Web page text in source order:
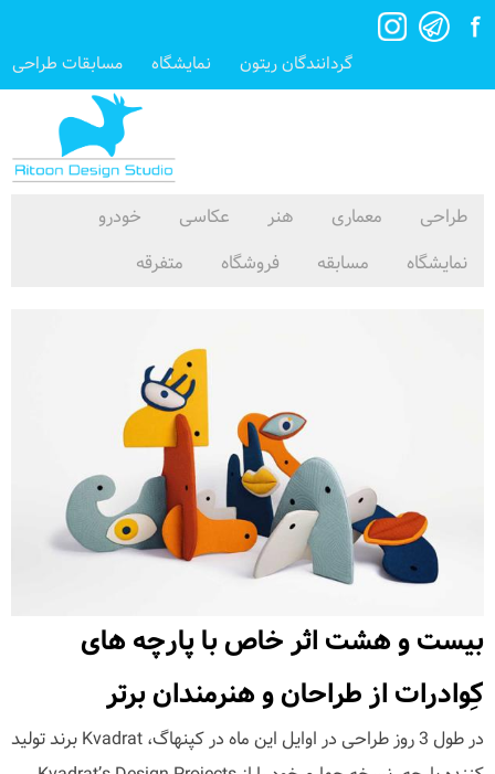
گردانندگان ریتون نمایشگاه مسابقات طراحی
طراحی معماری هنر عکاسی
خودرو
نمایشگاه
مسابقه فروشگاه متفرقه
بیست و هشت اثر خاص با پارچه های
کِوادرات از طراحان و هنرمندان برتر
در طول 3 روز طراحی در اوایل این ماه در کپنهاگ، Kvadrat برند تولید